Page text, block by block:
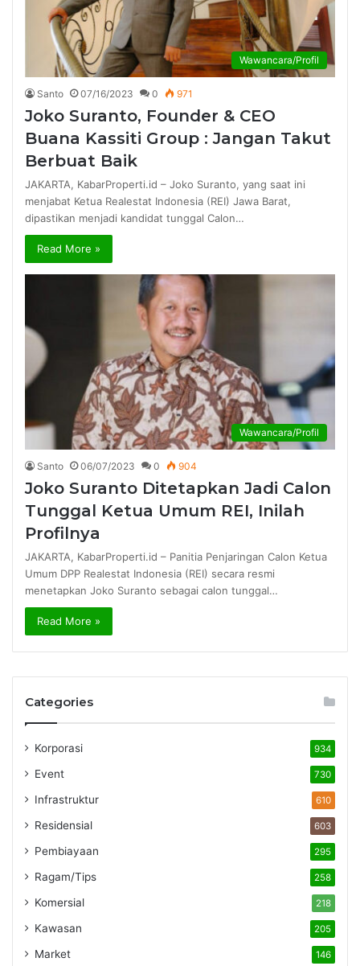
Wawancara/Profil
Santo 07/16/2023 0 971
Joko Suranto, Founder & CEO
Buana Kassiti Group : Jangan Takut
Berbuat Baik
JAKARTA, KabarProperti.id – Joko Suranto, yang saat ini
menjabat Ketua Realestat Indonesia (REI) Jawa Barat,
dipastikan menjadi kandidat tunggal Calon…
Read More »
Wawancara/Profil
Santo 06/07/2023 0 904
Joko Suranto Ditetapkan Jadi Calon
Tunggal Ketua Umum REI, Inilah
Profilnya
JAKARTA, KabarProperti.id – Panitia Penjaringan Calon Ketua
Umum DPP Realestat Indonesia (REI) secara resmi
menetapkan Joko Suranto sebagai calon tunggal…
Read More »
Categories
Korporasi 934
Event 730
Infrastruktur 610
Residensial 603
Pembiayaan 295
Ragam/Tips 258
Komersial 218
Kawasan 205
Market 146